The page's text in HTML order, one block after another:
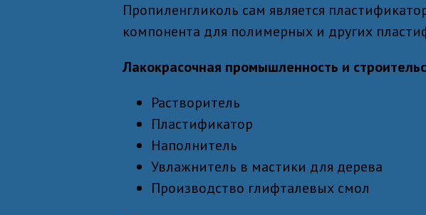
Пропиленгликоль сам является
компонента для полимерных и других
Лакокрасочная промышленность и
Растворитель
Пластификатор
Наполнитель
Увлажнитель в мастики для дерева
Производство глифталевых смол